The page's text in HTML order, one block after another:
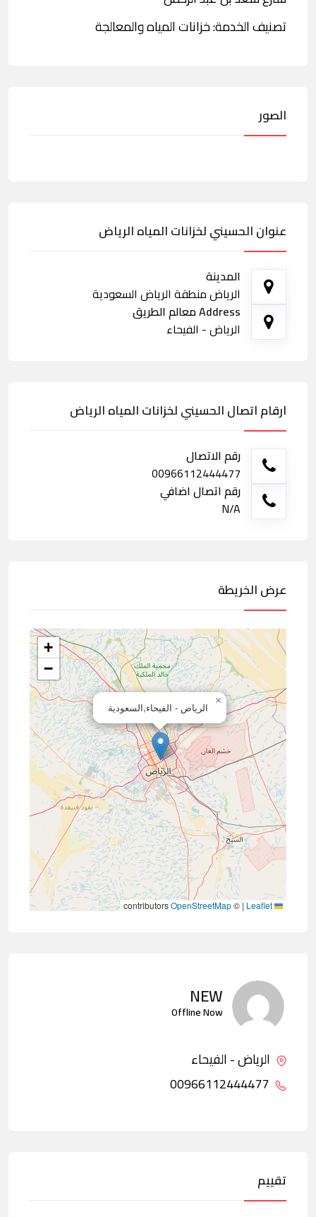
تصنيف الخدمة: خزانات المياه والمعالجة
الصور
عنوان الحسيني لخزانات المياه الرياض
المدينة
الرياض منطقة الرياض السعودية
Address معالم الطريق
الرياض - الفيحاء
ارقام اتصال الحسيني لخزانات المياه الرياض
رقم الاتصال
00966112444477
رقم اتصال اضافي
N/A
عرض الخريطة
الرياض - الفيحاء,السعودية
×
+
−
|
©
OpenStreetMap
NEW
Offline Now
الرياض - الفيحاء
تقييم